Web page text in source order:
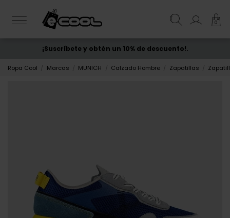
0
ENVÍO GRATIS desde 50€
¡Suscríbete y obtén un 10% de descuento!.
Ropa Cool Marcas MUNICH Calzado Hombre Zapatillas